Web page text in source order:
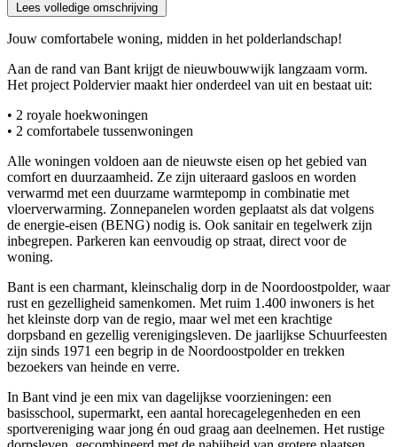
Lees volledige omschrijving
Jouw comfortabele woning, midden in het polderlandschap!
Aan de rand van Bant krijgt de nieuwbouwwijk langzaam vorm.
Het project Poldervier maakt hier onderdeel van uit en bestaat uit:
• 2 royale hoekwoningen
• 2 comfortabele tussenwoningen
Alle woningen voldoen aan de nieuwste eisen op het gebied van
comfort en duurzaamheid. Ze zijn uiteraard gasloos en worden
verwarmd met een duurzame warmtepomp in combinatie met
vloerverwarming. Zonnepanelen worden geplaatst als dat volgens
de energie-eisen (BENG) nodig is. Ook sanitair en tegelwerk zijn
inbegrepen. Parkeren kan eenvoudig op straat, direct voor de
woning.
Bant is een charmant, kleinschalig dorp in de Noordoostpolder, waar
rust en gezelligheid samenkomen. Met ruim 1.400 inwoners is het
het kleinste dorp van de regio, maar wel met een krachtige
dorpsband en gezellig verenigingsleven. De jaarlijkse Schuurfeesten
zijn sinds 1971 een begrip in de Noordoostpolder en trekken
bezoekers van heinde en verre.
In Bant vind je een mix van dagelijkse voorzieningen: een
basisschool, supermarkt, een aantal horecagelegenheden en een
sportvereniging waar jong én oud graag aan deelnemen. Het rustige